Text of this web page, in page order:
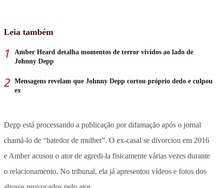
Leia também
Amber Heard detalha momentos de terror vividos ao lado de
Johnny Depp
Mensagens revelam que Johnny Depp cortou próprio dedo e culpou
ex
Depp está processando a publicação por difamação após o jornal
chamá-lo de “batedor de mulher”. O ex-casal se divorciou em 2016
e Amber acusou o ator de agredi-la fisicamente várias vezes durante
o relacionamento. No tribunal, ela já apresentou vídeos e fotos dos